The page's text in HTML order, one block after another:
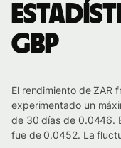
GBP
El rendimiento de ZAR
experimentado un
de 30 días de 0.0446.
fue de 0.0452. La